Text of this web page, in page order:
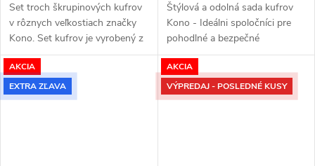
Set troch škrupinových kufrov
v rôznych veľkostiach značky
Kono. Set kufrov je vyrobený z
vysoko kvalitného ABS
materiálu. V béžovo-hnedom
prevedení.
Štýlová a odolná sada kufrov
Kono - Ideálni spoločníci pre
pohodlné a bezpečné
cestovanie Sada troch kufrov
Kono vo veľkostiach 20", 24" a
28" je ideálnym riešením pre...
AKCIA
EXTRA ZĽAVA
AKCIA
VÝPREDAJ - POSLEDNÉ KUSY